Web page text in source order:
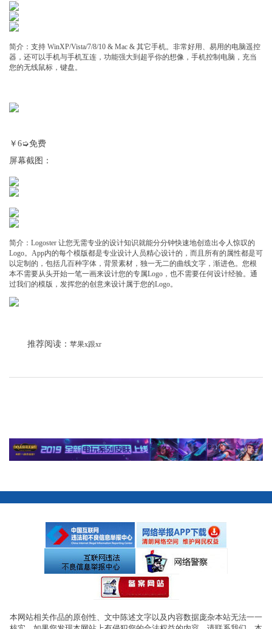
简介：支持 WinXP/Vista/7/8/10 & Mac & 其它手机。非常好用、易用的电脑遥控
器，还可以手机与手机互连，功能强大到超乎你的想像，手机控制电脑，充当
您的无线鼠标，键盘。
￥6➭免费
屏幕截图：
简介：Logoster 让您无需专业的设计知识就能分分钟快速地创造出令人惊叹的
Logo。App内的每个模版都是专业设计人员精心设计的，而且所有的属性都是可
以定制的，包括几百种字体，背景素材，独一无二的曲线文字，渐进色。您根
本不需要从头开始一笔一画来设计您的专属Logo，也不需要任何设计经验。通
过我们的模版，发挥您的创意来设计属于您的Logo。
推荐阅读： 苹果x跟xr
本网站相关作品的原创性、文中陈述文字以及内容数据庞杂本站无法一一